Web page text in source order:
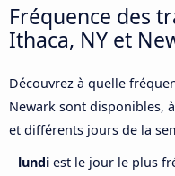
Fréquence des
Ithaca, NY et
Découvrez à quelle
Newark sont disponibles,
et différents jours de la
lundi est le jour le plus